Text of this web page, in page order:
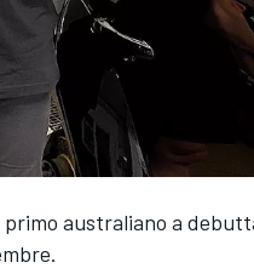
primo australiano a